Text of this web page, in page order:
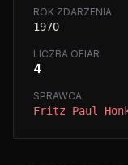
ROK ZDARZENIA
1970
LICZBA OFIAR
4
SPRAWCA
Fritz Paul